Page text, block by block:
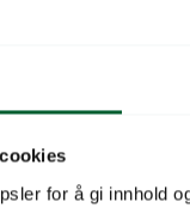
for å gi innhold